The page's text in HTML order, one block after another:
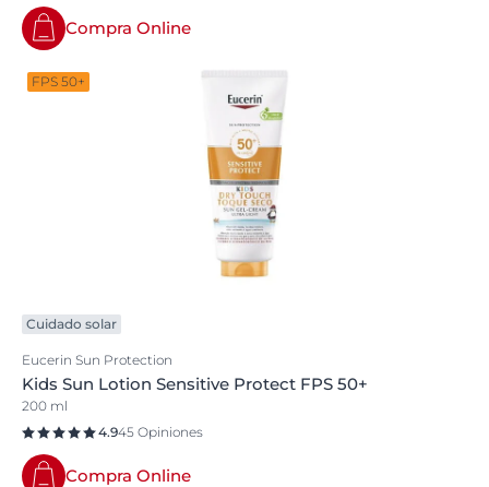
Compra Online
FPS 50+
Cuidado solar
Eucerin Sun Protection
Kids Sun Lotion Sensitive Protect FPS 50+
200 ml
4.945 Opiniones
Compra Online